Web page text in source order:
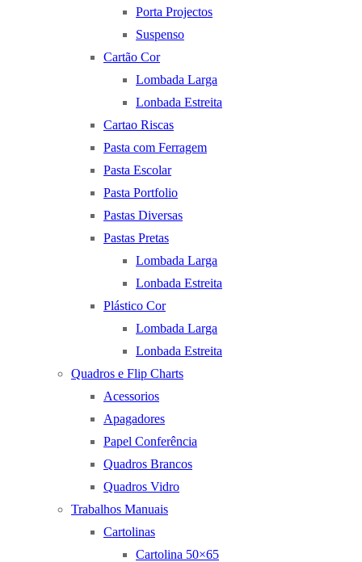
Porta Projectos
Suspenso
Cartão Cor
Lombada Larga
Lonbada Estreita
Cartao Riscas
Pasta com Ferragem
Pasta Escolar
Pasta Portfolio
Pastas Diversas
Pastas Pretas
Lombada Larga
Lonbada Estreita
Plástico Cor
Lombada Larga
Lonbada Estreita
Quadros e Flip Charts
Acessorios
Apagadores
Papel Conferência
Quadros Brancos
Quadros Vidro
Trabalhos Manuais
Cartolinas
Cartolina 50×65